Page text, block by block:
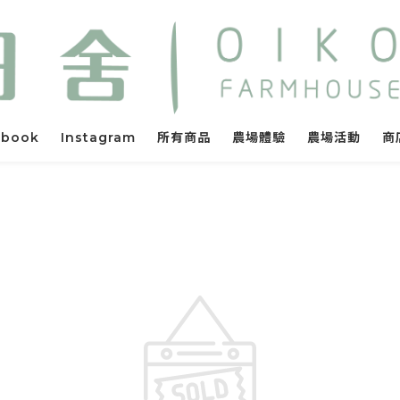
Instagram 所有商品 農場體驗 農場活動 商